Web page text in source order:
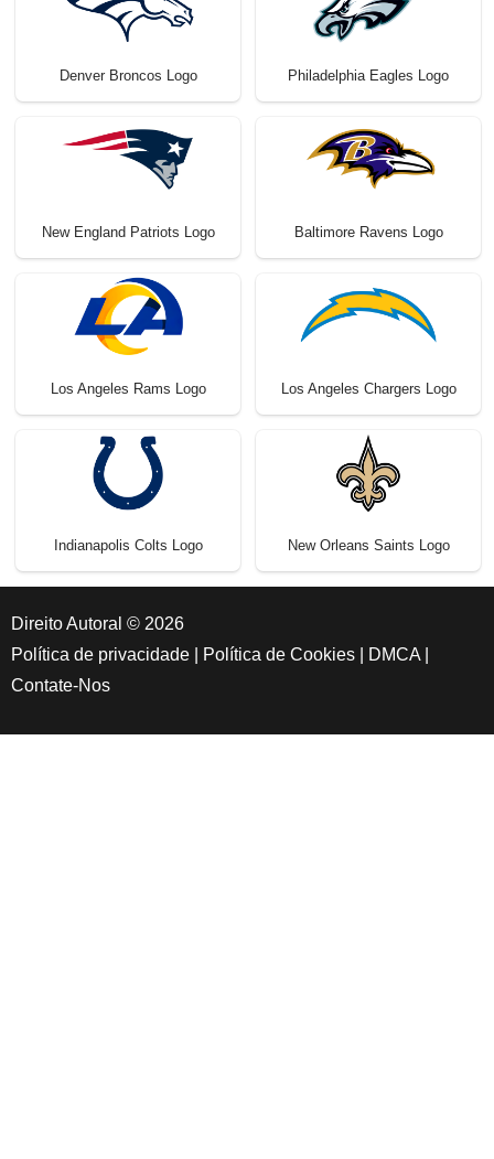
Denver Broncos Logo Philadelphia Eagles Logo
New England Patriots Logo Baltimore Ravens Logo
Los Angeles Rams Logo Los Angeles Chargers Logo
Indianapolis Colts Logo New Orleans Saints Logo
Direito Autoral © 2026
Política de privacidade
Política de Cookies DMCA
Contate-Nos